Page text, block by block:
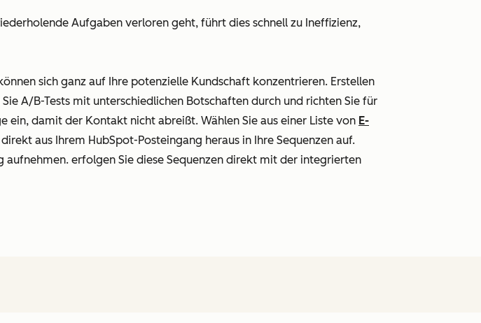
Aufgaben verloren geht, führt dies schnell zu Ineffizienz,
sich ganz auf Ihre potenzielle Kundschaft konzentrieren. Erstellen
Sie A/B-Tests mit unterschiedlichen Botschaften durch und richten Sie für
damit der Kontakt nicht abreißt. Wählen Sie aus einer Liste von E-
aus Ihrem HubSpot-Posteingang heraus in Ihre Sequenzen auf.
aufnehmen. erfolgen Sie diese Sequenzen direkt mit der integrierten